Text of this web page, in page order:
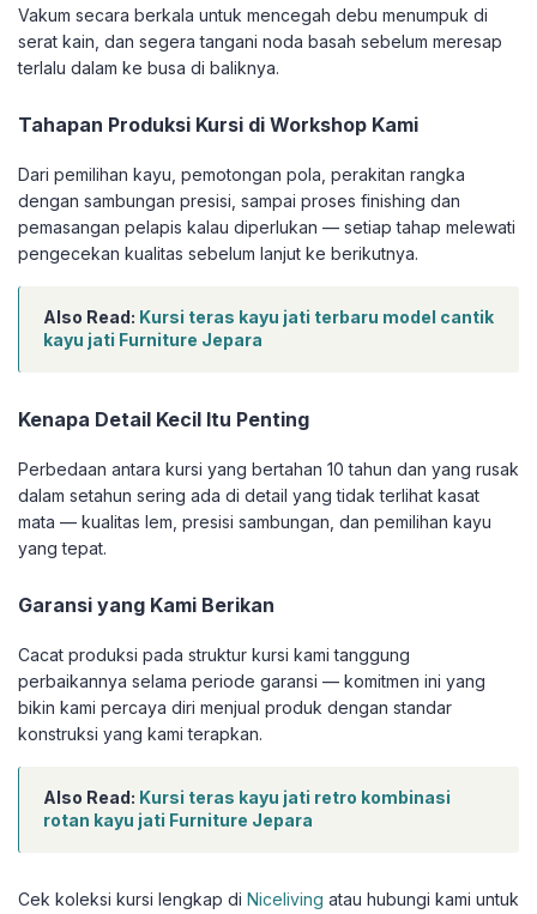
Vakum secara berkala untuk mencegah debu menumpuk di
serat kain, dan segera tangani noda basah sebelum meresap
terlalu dalam ke busa di baliknya.
Tahapan Produksi Kursi di Workshop Kami
Dari pemilihan kayu, pemotongan pola, perakitan rangka
dengan sambungan presisi, sampai proses finishing dan
pemasangan pelapis kalau diperlukan — setiap tahap melewati
pengecekan kualitas sebelum lanjut ke berikutnya.
Also Read: Kursi teras kayu jati terbaru model cantik
kayu jati Furniture Jepara
Kenapa Detail Kecil Itu Penting
Perbedaan antara kursi yang bertahan 10 tahun dan yang rusak
dalam setahun sering ada di detail yang tidak terlihat kasat
mata — kualitas lem, presisi sambungan, dan pemilihan kayu
yang tepat.
Garansi yang Kami Berikan
Cacat produksi pada struktur kursi kami tanggung
perbaikannya selama periode garansi — komitmen ini yang
bikin kami percaya diri menjual produk dengan standar
konstruksi yang kami terapkan.
Also Read: Kursi teras kayu jati retro kombinasi
rotan kayu jati Furniture Jepara
Cek koleksi kursi lengkap di Niceliving atau hubungi kami untuk